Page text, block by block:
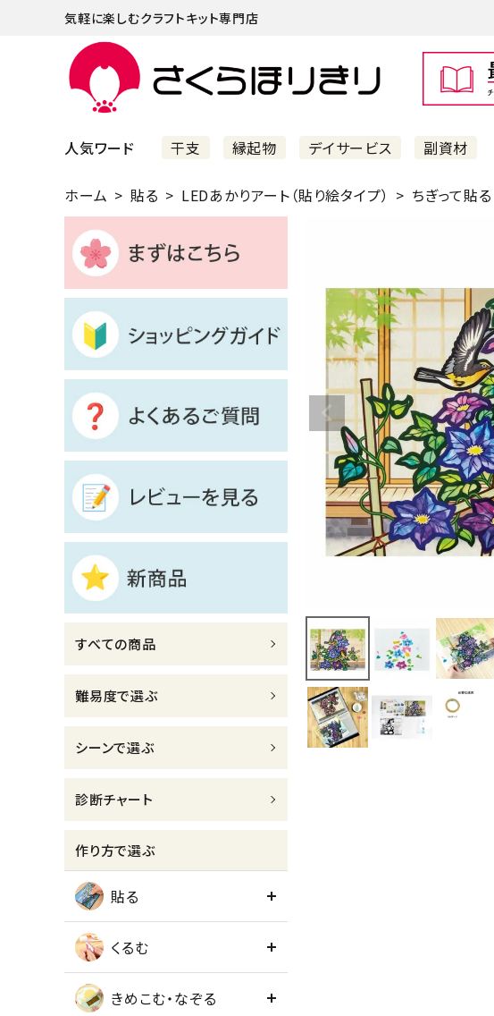
気軽に楽しむクラフトキット専門店
人気ワード 干支 縁起物 デイサービス 副資材
まずはこちら
ショッピングガイド
よくあるご質問
すべての商品
新着商品
診断チャート
ジャンルで選ぶ
レビューを見る
コーポレートサイト
実店舗案内
介護施設関係の方へ
ホーム 貼る LEDあかりアート（貼り絵タイプ） ちぎって貼る
すべての商品
難易度で選ぶ
シーンで選ぶ
診断チャート
作り方で選ぶ
貼る
くるむ
きめこむ・なぞる